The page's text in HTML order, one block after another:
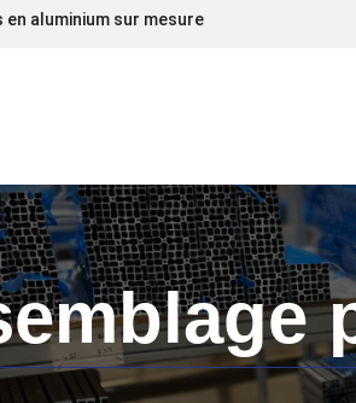
aluminium sur mesure